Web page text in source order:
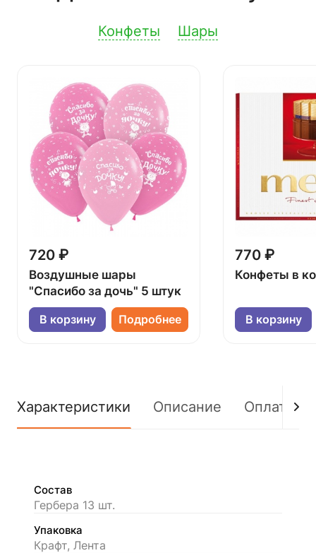
Конфеты Шары
720 ₽
Воздушные шары
"Спасибо за дочь" 5 штук
В корзину Подробнее
770 ₽
Конфеты в
В корзину
Характеристики Описание Оплата
Состав
Гербера 13 шт.
Упаковка
Крафт, Лента